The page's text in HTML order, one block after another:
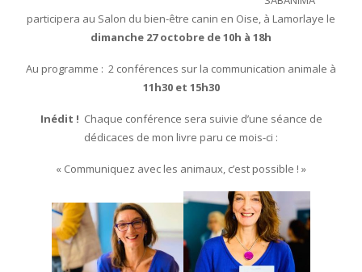
participera au Salon du bien-être canin en Oise, à Lamorlaye le
dimanche 27 octobre de 10h à 18h
Au programme : 2 conférences sur la communication animale à
11h30 et 15h30
Inédit ! Chaque conférence sera suivie d’une séance de
dédicaces de mon livre paru ce mois-ci :
« Communiquez avec les animaux, c’est possible ! »